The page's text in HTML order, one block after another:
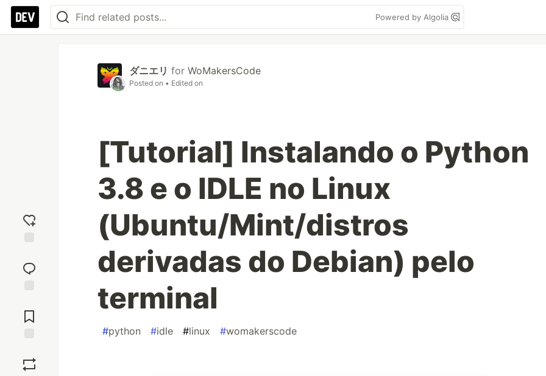
Powered by Algolia
reaction
Comments
ダニエリ for WoMakersCode
Posted on • Edited on
[Tutorial] Instalando o Python
3.8 e o IDLE no Linux
(Ubuntu/Mint/distros
derivadas do Debian) pelo
terminal
#python #idle #linux #womakerscode